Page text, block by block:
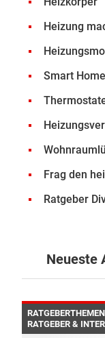
Heizung
Smart Home
Frag den
Ratgeber
Neueste
RATGEBER &